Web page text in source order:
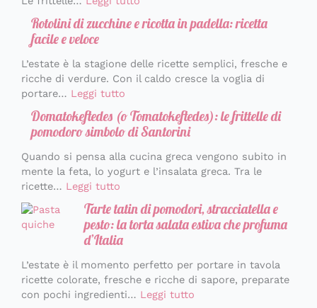
Rotolini di zucchine e ricotta in padella: ricetta
facile e veloce
L’estate è la stagione delle ricette semplici, fresche e
ricche di verdure. Con il caldo cresce la voglia di
portare… Leggi tutto
Domatokeftedes (o Tomatokeftedes): le frittelle di
pomodoro simbolo di Santorini
Quando si pensa alla cucina greca vengono subito in
mente la feta, lo yogurt e l’insalata greca. Tra le
ricette… Leggi tutto
Tarte tatin di pomodori, stracciatella e
pesto: la torta salata estiva che profuma
d’Italia
L’estate è il momento perfetto per portare in tavola
ricette colorate, fresche e ricche di sapore, preparate
con pochi ingredienti… Leggi tutto